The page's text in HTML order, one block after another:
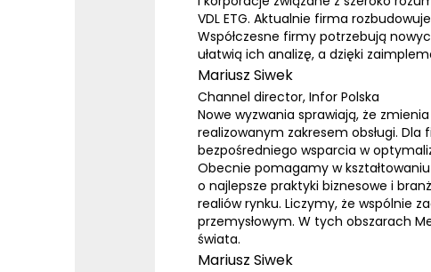
VDL ETG. Aktualnie firma
Współczesne firmy potrzebują
ułatwią ich analizę, a dzięki
Mariusz Siwek
Channel director, Infor Polska
Nowe wyzwania sprawiają, że
realizowanym zakresem obsługi.
bezpośredniego wsparcia w
Obecnie pomagamy w
o najlepsze praktyki biznesowe i
realiów rynku. Liczymy, że wspólnie
przemysłowym. W tych obszarach
świata.
Mariusz Siwek